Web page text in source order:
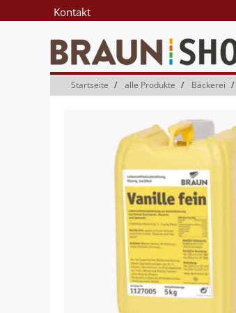
Inhalt
Navigationsmenü
Kontakt
Startseite alle Produkte Bäckerei